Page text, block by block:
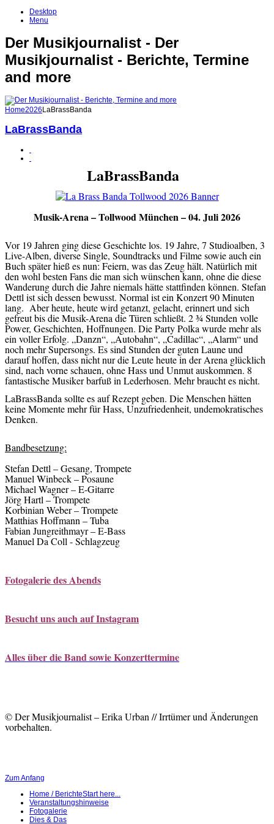
Desktop
Menu
Der Musikjournalist - Der
Musikjournalist - Berichte, Termine
and more
Home2026 LaBrassBanda
LaBrassBanda
LaBrassBanda
Musik-Arena – Tollwood München – 04. Juli 2026
Vor 19 Jahren ging diese Geschichte los. 19 Jahre, 7 Studioalben, 3
Live-Alben, diverse Single, Soundtracks und Filme sowie auch ein
Buch später hieß es nun: Feiern, was das Zeug hält. Natürlich mit
den wohl besten Fans die man sich wünschen kann, ohne die diese
Wanderung durch die Jahre niemals hätte stattfinden können. Stefan
Dettl ist sich dessen bewusst. Normal ist ein Konzert 90 Minuten
lang. Aber heute, heute wird getanzt, gelacht, erinnert und sich
gefreut bis die Musik-Arena die Türen schließt. 2 ¾ Stunden volle
Power, Geschichten, Hoffnungen. Die Party Polka wurde mehr als
ein voller Erfolg. „Danzn“, „Autobahn“, „Cadillac“, „Alarm“ und
noch mehr Supersongs. Es sind Stunden der guten Laune und
darauf hoffen, dass nicht nur die Leute heute in der Arena glücklich
sind, nach vorne schauen, ohne Hass und Unmut auskommen. 8
fantastische Musiker barfuß in Lederhosen. Mehr braucht es nicht.
LaBrassBanda sollte es auf Rezept geben. Die Menschen hätten
keine Momente mehr für Hass, Unzufriedenheit, undemokratisches
Denken.
Bandbesetzung:
Stefan Dettl – Gesang, Trompete
Manuel Winbeck – Posaune
Michael Wagner – E-Gitarre
Jörg Hartl – Trompete
Korbinian Weber – Trompete
Matthias Hoffmann – Tuba
Fabian Jungreithmayr – E-Bass
Manuel Da Coll - Schlagzeug
Fotogalerie des Abends
Besucht uns auch auf Instagram
Alles über die Band sowie Konzerttermine
© Der Musikjournalist – Erika Urban // Irrtümer und Änderungen
vorbehalten.
Zum Anfang
Home / BerichteStart here...
Veranstaltungshinweise
Fotogalerie
Dies & Das